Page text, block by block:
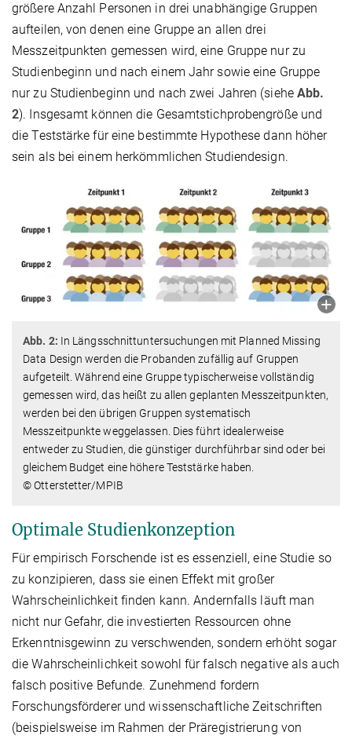
größere Anzahl Personen in drei unabhängige Gruppen
aufteilen, von denen eine Gruppe an allen drei
Messzeitpunkten gemessen wird, eine Gruppe nur zu
Studienbeginn und nach einem Jahr sowie eine Gruppe
nur zu Studienbeginn und nach zwei Jahren (siehe Abb.
2). Insgesamt können die Gesamtstichprobengröße und
die Teststärke für eine bestimmte Hypothese dann höher
sein als bei einem herkömmlichen Studiendesign.
Abb. 2: In Längsschnittuntersuchungen mit Planned Missing
Data Design werden die Probanden zufällig auf Gruppen
aufgeteilt. Während eine Gruppe typischerweise vollständig
gemessen wird, das heißt zu allen geplanten Messzeitpunkten,
werden bei den übrigen Gruppen systematisch
Messzeitpunkte weggelassen. Dies führt idealerweise
entweder zu Studien, die günstiger durchführbar sind oder bei
gleichem Budget eine höhere Teststärke haben.
© Otterstetter/MPIB
Optimale Studienkonzeption
Für empirisch Forschende ist es essenziell, eine Studie so
zu konzipieren, dass sie einen Effekt mit großer
Wahrscheinlichkeit finden kann. Andernfalls läuft man
nicht nur Gefahr, die investierten Ressourcen ohne
Erkenntnisgewinn zu verschwenden, sondern erhöht sogar
die Wahrscheinlichkeit sowohl für falsch negative als auch
falsch positive Befunde. Zunehmend fordern
Forschungsförderer und wissenschaftliche Zeitschriften
(beispielsweise im Rahmen der Präregistrierung von